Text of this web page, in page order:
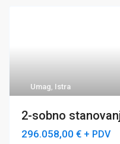
Umag, Istra
2-sobno
296.058,00 € + PDV